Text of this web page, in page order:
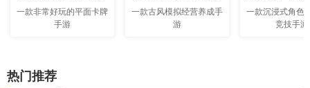
一款非常好玩的平面卡牌
手游
一款古风模拟经营养成手
游
一款沉浸式角色
竞技手游
热门推荐